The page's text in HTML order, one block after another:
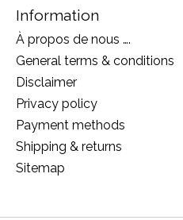
Information
À propos de nous ….
General terms & conditions
Disclaimer
Privacy policy
Payment methods
Shipping & returns
Sitemap